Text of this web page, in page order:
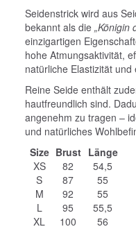
Seidenstrick wird aus
bekannt als die „Königin
einzigartigen
hohe Atmungsaktivität,
natürliche Elastizität
Reine Seide enthält
hautfreundlich sind.
angenehm zu tragen –
und natürliches
Size Brust Länge
XS
82
54,5
S
87
55
M
92
55
L
95
55,5
XL
100 56